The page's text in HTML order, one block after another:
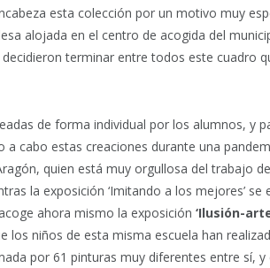
esta colección por un motivo muy
alojada en el centro de acogida del
terminar entre todos este cuadro
de forma individual por los alumnos, y
cabo estas creaciones durante una
quien está muy orgullosa del trabajo
la exposición ‘Imitando a los mejores’ se
ahora mismo la exposición ‘Ilusión-
los niños de esta misma escuela han
por 61 pinturas muy diferentes entre sí, y